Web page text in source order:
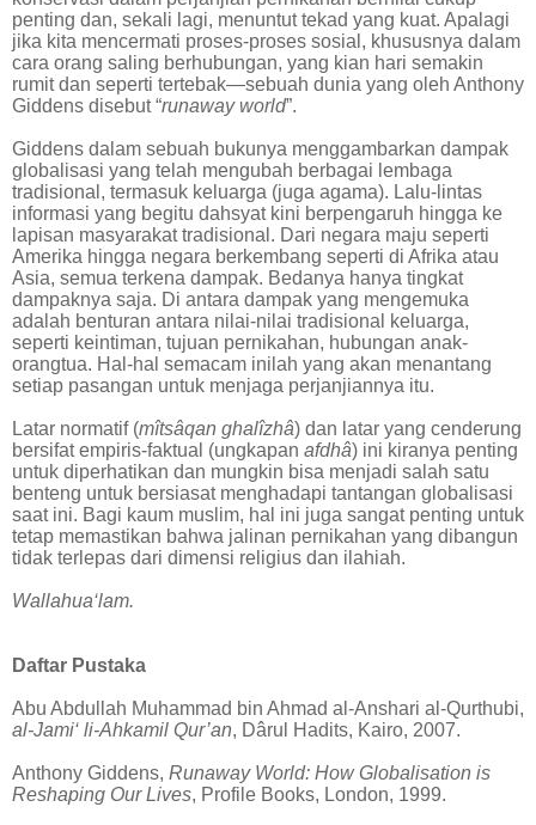
penting dan, sekali lagi, menuntut tekad yang kuat. Apalagi
jika kita mencermati proses-proses sosial, khususnya dalam
cara orang saling berhubungan, yang kian hari semakin
rumit dan seperti tertebak—sebuah dunia yang oleh Anthony
Giddens disebut “runaway world”.
Giddens dalam sebuah bukunya menggambarkan dampak
globalisasi yang telah mengubah berbagai lembaga
tradisional, termasuk keluarga (juga agama). Lalu-lintas
informasi yang begitu dahsyat kini berpengaruh hingga ke
lapisan masyarakat tradisional. Dari negara maju seperti
Amerika hingga negara berkembang seperti di Afrika atau
Asia, semua terkena dampak. Bedanya hanya tingkat
dampaknya saja. Di antara dampak yang mengemuka
adalah benturan antara nilai-nilai tradisional keluarga,
seperti keintiman, tujuan pernikahan, hubungan anak-
orangtua. Hal-hal semacam inilah yang akan menantang
setiap pasangan untuk menjaga perjanjiannya itu.
Latar normatif (mîtsâqan ghalîzhâ) dan latar yang cenderung
bersifat empiris-faktual (ungkapan afdhâ) ini kiranya penting
untuk diperhatikan dan mungkin bisa menjadi salah satu
benteng untuk bersiasat menghadapi tantangan globalisasi
saat ini. Bagi kaum muslim, hal ini juga sangat penting untuk
tetap memastikan bahwa jalinan pernikahan yang dibangun
tidak terlepas dari dimensi religius dan ilahiah.
Wallahua‘lam.
Daftar Pustaka
Abu Abdullah Muhammad bin Ahmad al-Anshari al-Qurthubi,
al-Jami‘ li-Ahkamil Qur’an, Dârul Hadits, Kairo, 2007.
Anthony Giddens, Runaway World: How Globalisation is
Reshaping Our Lives, Profile Books, London, 1999.